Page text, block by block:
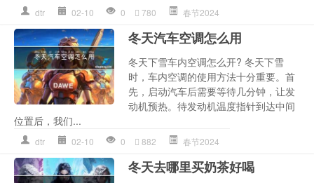
dtr 02-10 0 780 春节2024
冬天汽车空调怎么用
冬天下雪车内空调怎么开? 冬天下雪
时，车内空调的使用方法十分重要。首
先，启动汽车后需要等待几分钟，让发
动机预热。待发动机温度指针到达中间
位置后，我们...
dtr 02-10 0 882 春节2024
冬天去哪里买奶茶好喝